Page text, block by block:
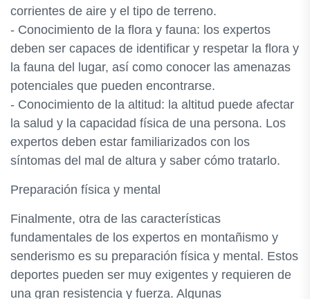
corrientes de aire y el tipo de terreno.
- Conocimiento de la flora y fauna: los expertos
deben ser capaces de identificar y respetar la flora y
la fauna del lugar, así como conocer las amenazas
potenciales que pueden encontrarse.
- Conocimiento de la altitud: la altitud puede afectar
la salud y la capacidad física de una persona. Los
expertos deben estar familiarizados con los
síntomas del mal de altura y saber cómo tratarlo.
Preparación física y mental
Finalmente, otra de las características
fundamentales de los expertos en montañismo y
senderismo es su preparación física y mental. Estos
deportes pueden ser muy exigentes y requieren de
una gran resistencia y fuerza. Algunas